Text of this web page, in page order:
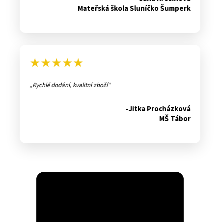
Mateřská škola Sluníčko Šumperk
★★★★★
Rychlé dodání, kvalitní zboží
-Jitka Procházková
MŠ Tábor